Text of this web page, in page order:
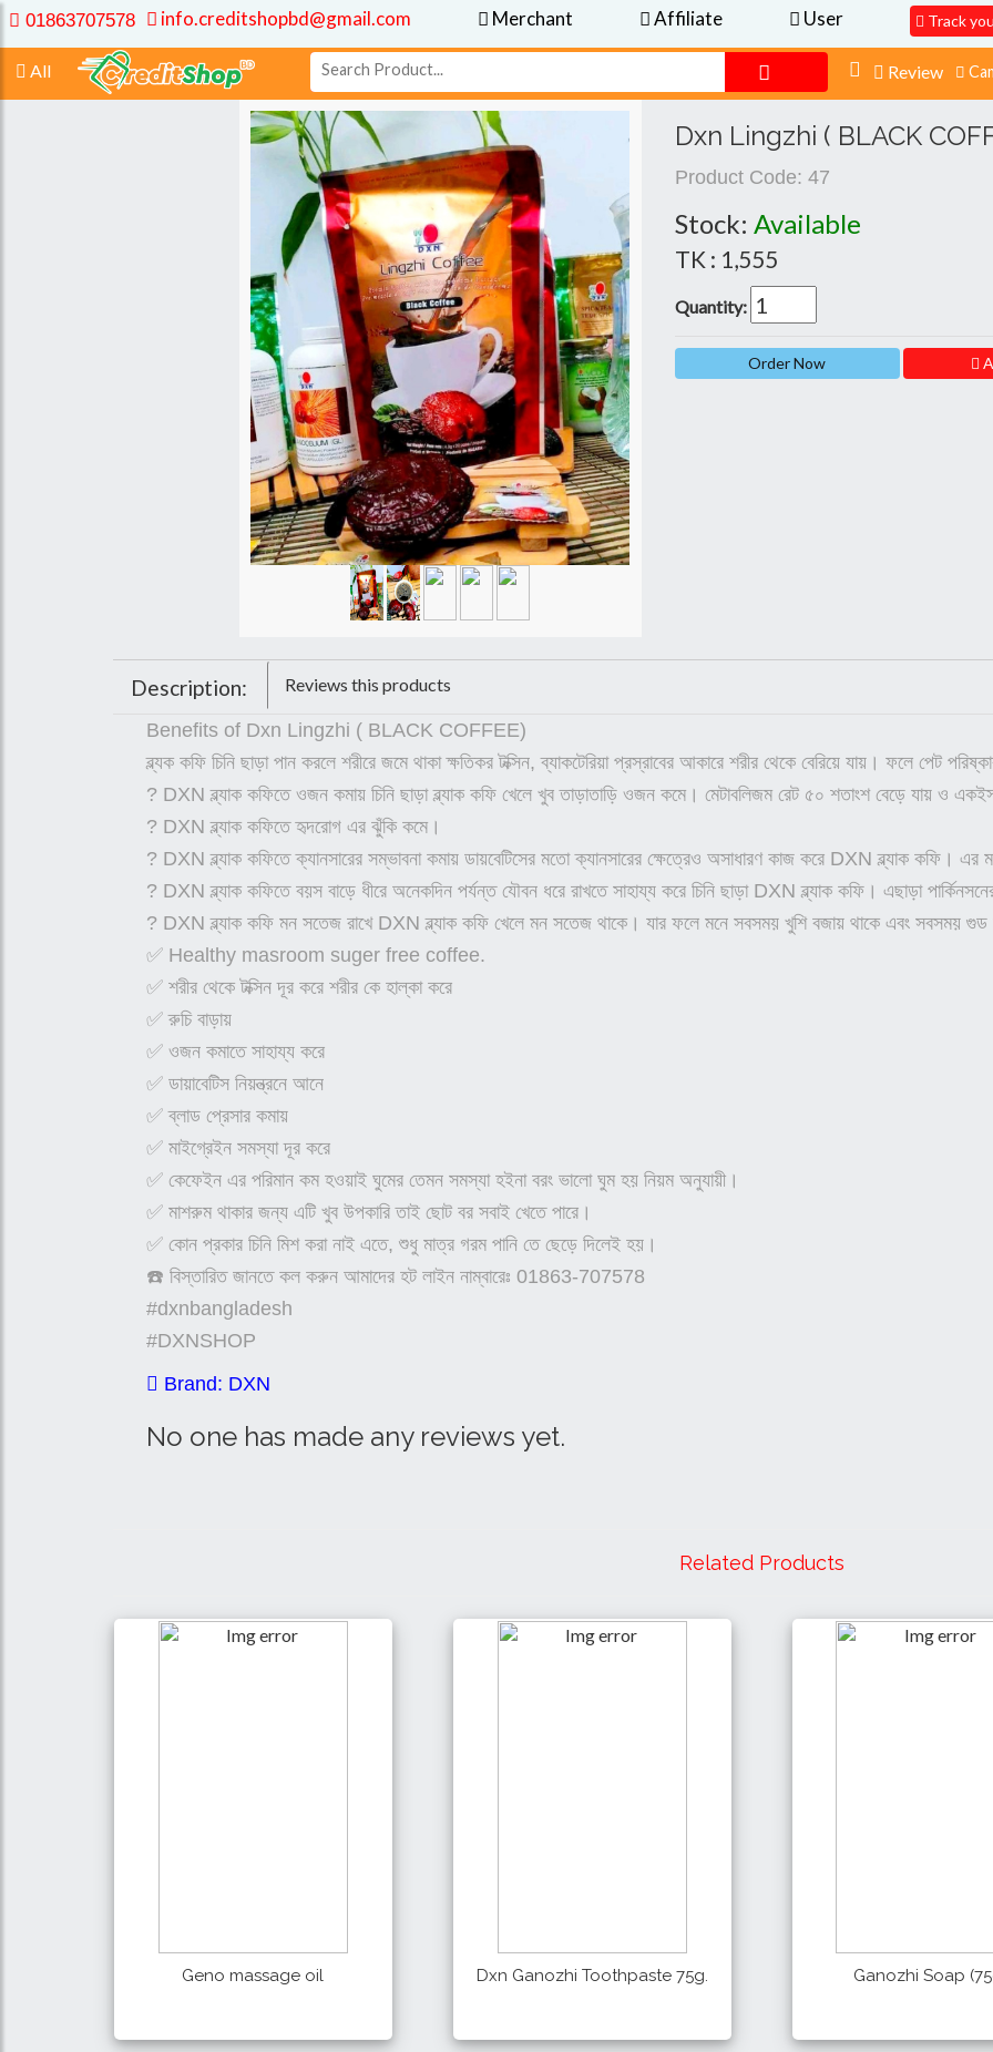
01863707578 info.creditshopbd@gmail.com Merchant Affiliate User Track
All Review
Dxn Lingzhi ( BLACK
Product Code: 47
Stock: Available
TK : 1,555
Quantity:
Description: Reviews this products
Benefits of Dxn Lingzhi ( BLACK COFFEE)
ব্ল্যক কফি চিনি ছাড়া পান করলে শরীরে জমে থাকা ক্ষতিকর টক্সিন, ব্যাকটেরিয়া প্রস্রাবের আকারে শরীর থেকে বেরিয়ে যায়। ফলে পেট
? DXN ব্ল্যাক কফিতে ওজন কমায় চিনি ছাড়া ব্ল্যাক কফি খেলে খুব তাড়াতাড়ি ওজন কমে। মেটাবলিজম রেট ৫০ শতাংশ বেড়ে যায় ও
? DXN ব্ল্যাক কফিতে হৃদরোগ এর ঝুঁকি কমে।
? DXN ব্ল্যাক কফিতে ক্যানসারের সম্ভাবনা কমায় ডায়বেটিসের মতো ক্যানসারের ক্ষেত্রেও অসাধারণ কাজ করে DXN ব্ল্যাক কফি। এর
? DXN ব্ল্যাক কফিতে বয়স বাড়ে ধীরে অনেকদিন পর্যন্ত যৌবন ধরে রাখতে সাহায্য করে চিনি ছাড়া DXN ব্ল্যাক কফি। এছাড়া
? DXN ব্ল্যাক কফি মন সতেজ রাখে DXN ব্ল্যাক কফি খেলে মন সতেজ থাকে। যার ফলে মনে সবসময় খুশি বজায় থাকে এবং সবসময় গুড
✅ Healthy masroom suger free coffee.
✅ শরীর থেকে টক্সিন দূর করে শরীর কে হাল্কা করে
✅ রুচি বাড়ায়
✅ ওজন কমাতে সাহায্য করে
✅ ডায়াবেটিস নিয়ন্ত্রনে আনে
✅ ব্লাড প্রেসার কমায়
✅ মাইগ্রেইন সমস্যা দূর করে
✅ কেফেইন এর পরিমান কম হওয়াই ঘুমের তেমন সমস্যা হইনা বরং ভালো ঘুম হয় নিয়ম অনুযায়ী।
✅ মাশরুম থাকার জন্য এটি খুব উপকারি তাই ছোট বর সবাই খেতে পারে।
✅ কোন প্রকার চিনি মিশ করা নাই এতে, শুধু মাত্র গরম পানি তে ছেড়ে দিলেই হয়।
☎️ বিস্তারিত জানতে কল করুন আমাদের হট লাইন নাম্বারেঃ 01863-707578
#dxnbangladesh
#DXNSHOP
Brand: DXN
No one has made any reviews yet.
Related Products
Geno massage oil Dxn Ganozhi Toothpaste 75g. Ganozhi Soap